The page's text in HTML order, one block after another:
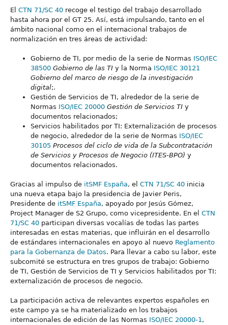
El CTN 71/SC 40 recoge el testigo del trabajo desarrollado
hasta ahora por el GT 25. Así, está impulsando, tanto en el
ámbito nacional como en el internacional trabajos de
normalización en tres áreas de actividad:
Gobierno de TI, por medio de la serie de Normas ISO/IEC
38500 Gobierno de las TI y la Norma ISO/IEC 30121
Gobierno del marco de riesgo de la investigación
digital;.
Gestión de Servicios de TI, alrededor de la serie de
Normas ISO/IEC 20000 Gestión de Servicios TI y
documentos relacionados;
Servicios habilitados por TI: Externalización de procesos
de negocio, alrededor de la serie de Normas ISO/IEC
30105 Procesos del ciclo de vida de la Subcontratación
de Servicios y Procesos de Negocio (ITES-BPO) y
documentos relacionados.
Gracias al impulso de itSMF España, el CTN 71/SC 40 inicia
una nueva etapa bajo la presidencia de Javier Peris,
Presidente de itSMF España, apoyado por Jesús Gómez,
Project Manager de S2 Grupo, como vicepresidente. En el CTN
71/SC 40 participan diversas vocalías de todas las partes
interesadas en estas materias, que influirán en el desarrollo
de estándares internacionales en apoyo al nuevo Reglamento
para la Gobernanza de Datos. Para llevar a cabo su labor, este
subcomité se estructura en tres grupos de trabajo: Gobierno
de TI, Gestión de Servicios de TI y Servicios habilitados por TI:
externalización de procesos de negocio.
La participación activa de relevantes expertos españoles en
este campo ya se ha materializado en los trabajos
internacionales de edición de las Normas ISO/IEC 20000-1,